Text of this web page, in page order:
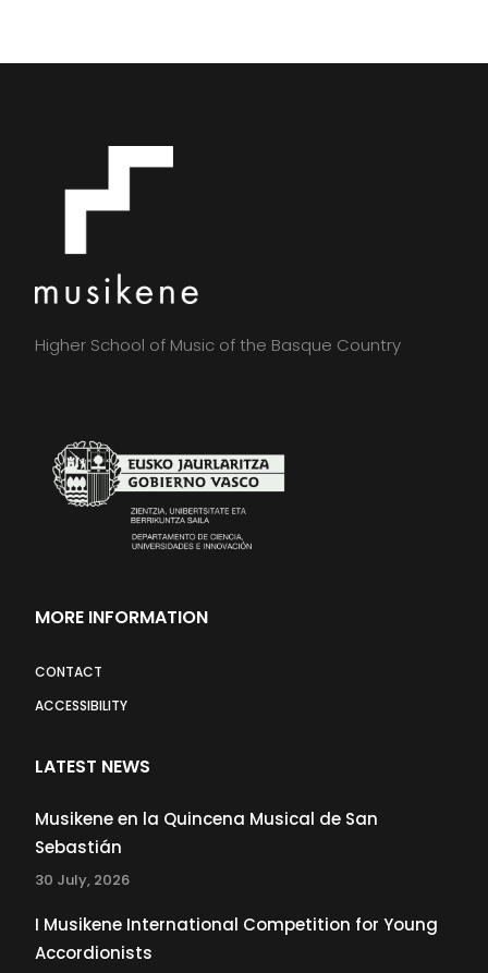
Higher School of Music of the Basque Country
MORE INFORMATION
CONTACT
ACCESSIBILITY
LATEST NEWS
Musikene en la Quincena Musical de San
Sebastián
30 July, 2026
I Musikene International Competition for Young
Accordionists